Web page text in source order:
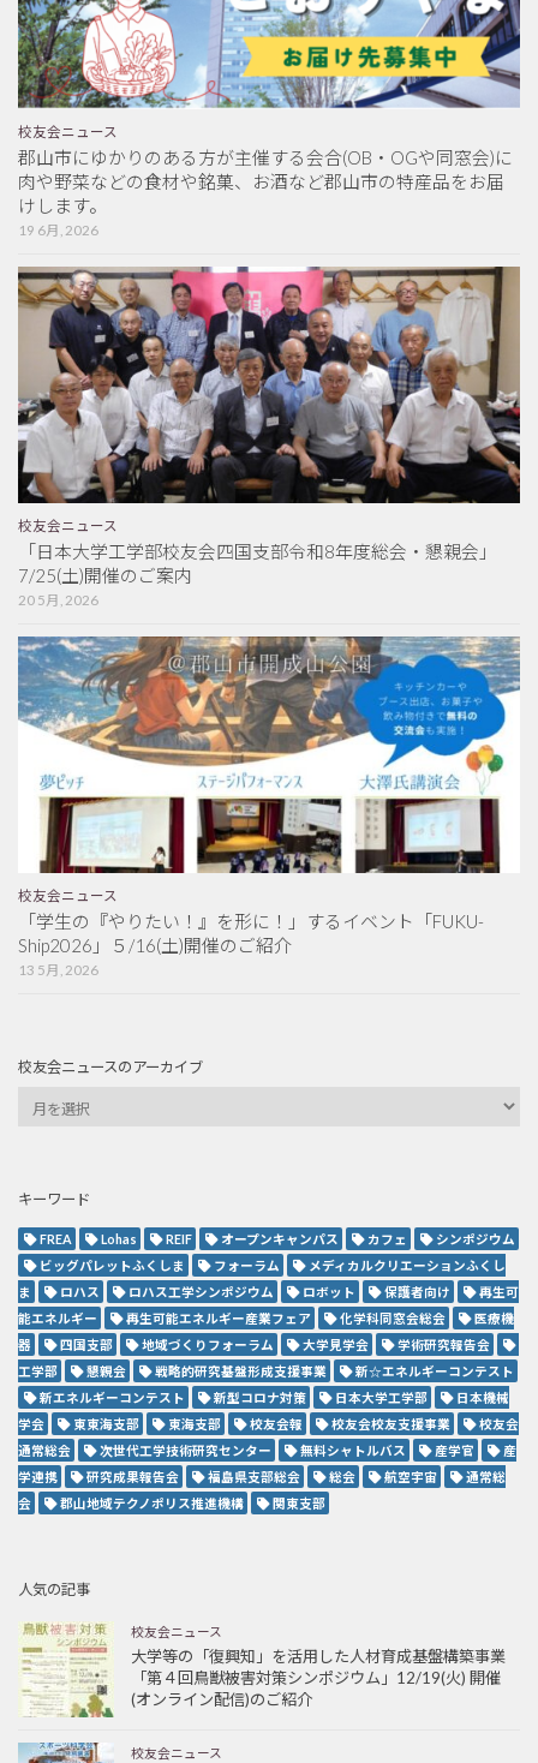
校友会ニュース
郡山市にゆかりのある方が主催する会合(OB・OGや同窓会)に
肉や野菜などの食材や銘菓、お酒など郡山市の特産品をお届
けします。
19 6月, 2026
校友会ニュース
「日本大学工学部校友会四国支部令和8年度総会・懇親会」
7/25(土)開催のご案内
20 5月, 2026
校友会ニュース
「学生の『やりたい！』を形に！」するイベント「FUKU-
Ship2026」５/16(土)開催のご紹介
13 5月, 2026
校友会ニュースのアーカイブ
キーワード
FREA Lohas REIF オープンキャンパス カフェ
シンポジウム
ビッグパレットふくしま
フォーラム
メディカルクリエーションふくし
ま
ロハス ロハス工学シンポジウム ロボット 保護者向け
再生可
能エネルギー
再生可能エネルギー産業フェア 化学科同窓会総会
医療機
器
四国支部 地域づくりフォーラム 大学見学会
学術研究報告会
工学部
懇親会 戦略的研究基盤形成支援事業
新☆エネルギーコンテスト
新エネルギーコンテスト
新型コロナ対策 日本大学工学部
日本機械
学会
東東海支部 東海支部 校友会報 校友会校友支援事業
校友会
通常総会
次世代工学技術研究センター 無料シャトルバス 産学官
産
学連携
研究成果報告会 福島県支部総会 総会 航空宇宙
通常総
会
郡山地域テクノポリス推進機構 関東支部
人気の記事
校友会ニュース
大学等の「復興知」を活用した人材育成基盤構築事業
「第４回鳥獣被害対策シンポジウム」12/19(火) 開催
(オンライン配信)のご紹介
校友会ニュース